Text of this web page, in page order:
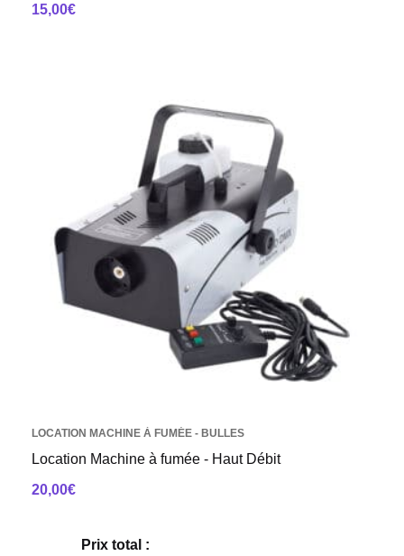
15,00€
LOCATION MACHINE À FUMÉE - BULLES
Location Machine à fumée - Haut Débit
20,00€
Prix total :